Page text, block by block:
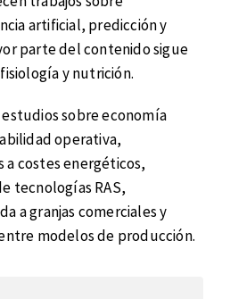
artificial, predicción y
parte del contenido sigue
y nutrición.
sobre economía
operativa,
costes energéticos,
tecnologías RAS,
a granjas comerciales y
modelos de producción.